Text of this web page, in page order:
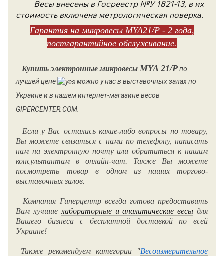
Весы внесены в Госреестр №У 1821-13, в их
стоимость включена метрологическая поверка.
Гарантия на микровесы MYA21/Р - 2 года,
постгарантийное обслуживание.
Купитьэлектронные микровесы MYA 21/Рпо
лучшей цене
можно у нас в выставочных залах по
Украине и в нашем интернет-магазине весов
GIPERCENTER.COM.
Если у Вас остались какие-либо вопросы по товару,
Вы можете связаться с нами по телефону, написать
нам на электронную почту или обратиться к нашим
консультантам в онлайн-чат. Также Вы можете
посмотреть товар в одном из наших торгово-
выставочных залов.
Компания Гиперцентр всегда готова предоставить
Вам лучшие лабораторные и аналитические весы для
Вашего бизнеса с бесплатной доставкой по всей
Украине!
Также рекомендуем категории "Весоизмерительное